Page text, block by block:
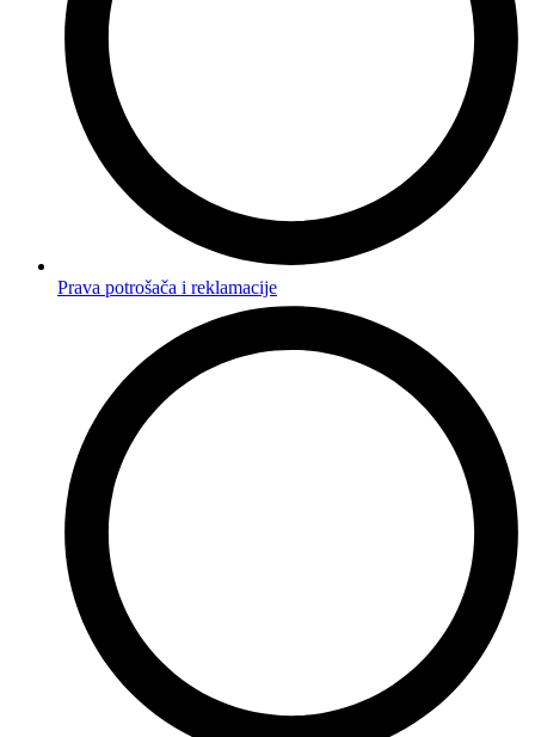
Prava potrošača i reklamacije